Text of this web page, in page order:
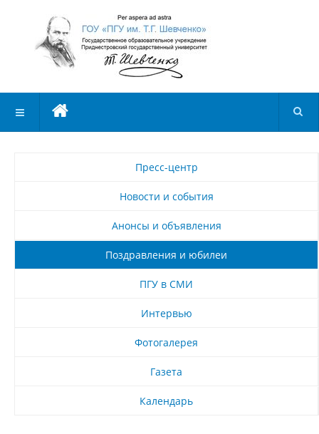
Пресс-центр
Новости и события
Анонсы и объявления
Поздравления и юбилеи
ПГУ в СМИ
Интервью
Фотогалерея
Газета
Календарь